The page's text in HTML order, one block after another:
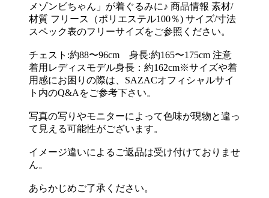
メゾンビちゃん」が着ぐるみに♪ 商品情報 素材/
材質 フリース（ポリエステル100％) サイズ/寸法
スペック表のフリーサイズをご参照ください。
チェスト:約88〜96cm 身長:約165〜175cm 注意
着用レディスモデル身長：約162cm※サイズや着
用感にお困りの際は、SAZACオフィシャルサイ
ト内のQ&Aをご参考下さい。
写真の写りやモニターによって色味が現物と違っ
て見える可能性がございます。
イメージ違いによるご返品は受け付けておりませ
ん。
あらかじめご了承ください。